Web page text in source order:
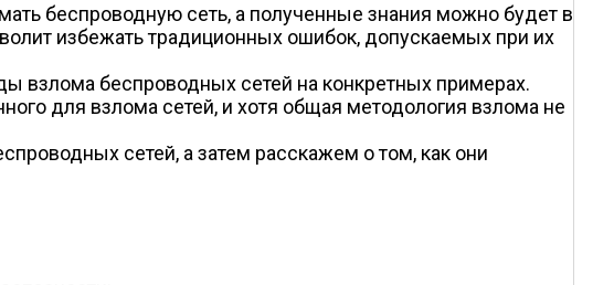
беспроводную сеть, а полученные знания можно будет в
избежать традиционных ошибок, допускаемых при их
взлома беспроводных сетей на конкретных примерах.
для взлома сетей, и хотя общая методология взлома не
сетей, а затем расскажем о том, как они